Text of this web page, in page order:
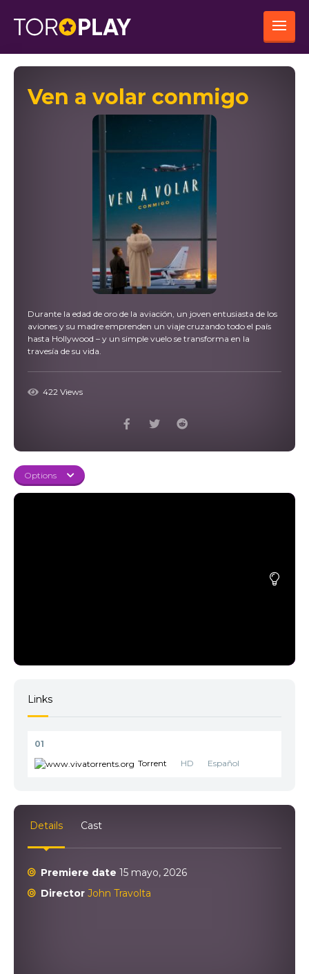
Ven a volar conmigo
Durante la edad de oro de la aviación, un joven entusiasta de los
aviones y su madre emprenden un viaje cruzando todo el país
hasta Hollywood – y un simple vuelo se transforma en la
travesía de su vida.
422 Views
Options
Links
01
Torrent
HD Español
Details Cast
Premiere date 15 mayo, 2026
Director John Travolta